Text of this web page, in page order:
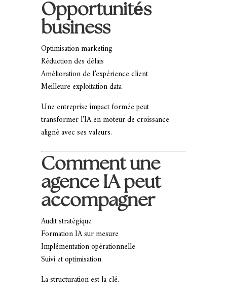
Opportunités
business
Optimisation marketing
Réduction des délais
Amélioration de l’expérience client
Meilleure exploitation data
Une entreprise impact formée peut
transformer l’IA en moteur de croissance
aligné avec ses valeurs.
Comment une
agence IA peut
accompagner
Audit stratégique
Formation IA sur mesure
Implémentation opérationnelle
Suivi et optimisation
La structuration est la clé.